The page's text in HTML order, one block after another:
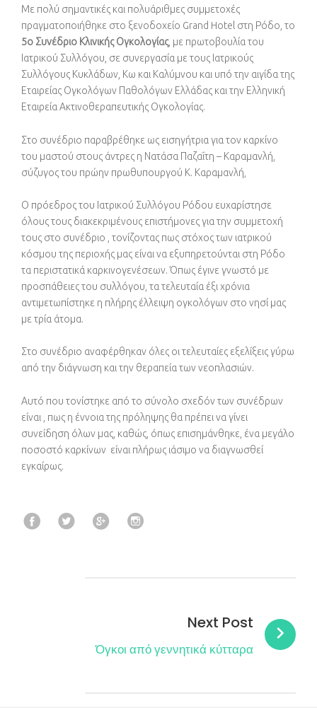
Με πολύ σημαντικές και πολυάριθμες συμμετοχές
πραγματοποιήθηκε στο ξενοδοχείο Grand Hotel στη Ρόδο, το
5ο Συνέδριο Κλινικής Ογκολογίας, με πρωτοβουλία του
Ιατρικού Συλλόγου, σε συνεργασία με τους Ιατρικούς
Συλλόγους Κυκλάδων, Κω και Καλύμνου και υπό την αιγίδα της
Εταιρείας Ογκολόγων Παθολόγων Ελλάδας και την Ελληνική
Εταιρεία Ακτινοθεραπευτικής Ογκολογίας.
Στο συνέδριο παραβρέθηκε ως εισηγήτρια για τον καρκίνο
του μαστού στους άντρες η Νατάσα Παζαΐτη – Καραμανλή,
σύζυγος του πρώην πρωθυπουργού Κ. Καραμανλή,
Ο πρόεδρος του Ιατρικού Συλλόγου Ρόδου ευχαρίστησε
όλους τους διακεκριμένους επιστήμονες για την συμμετοχή
τους στο συνέδριο , τονίζοντας πως στόχος των ιατρικού
κόσμου της περιοχής μας είναι να εξυπηρετούνται στη Ρόδο
τα περιστατικά καρκινογενέσεων. Όπως έγινε γνωστό με
προσπάθειες του συλλόγου, τα τελευταία έξι χρόνια
αντιμετωπίστηκε η πλήρης έλλειψη ογκολόγων στο νησί μας
με τρία άτομα.
Στο συνέδριο αναφέρθηκαν όλες οι τελευταίες εξελίξεις γύρω
από την διάγνωση και την θεραπεία των νεοπλασιών.
Αυτό που τονίστηκε από το σύνολο σχεδόν των συνέδρων
είναι , πως η έννοια της πρόληψης θα πρέπει να γίνει
συνείδηση όλων μας, καθώς, όπως επισημάνθηκε, ένα μεγάλο
ποσοστό καρκίνων είναι πλήρως ιάσιμο να διαγνωσθεί
εγκαίρως.
Facebook
TwitterGoogle+
Next Post
Όγκοι από γεννητικά κύτταρα